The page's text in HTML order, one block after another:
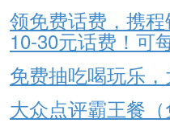
领免费话费，携
10-30元话费！可
免费抽吃喝玩乐
大众点评霸王餐